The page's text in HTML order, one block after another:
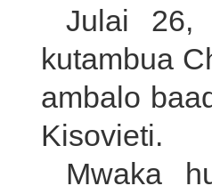
Julai 26,
kutambua
ambalo
Kisovieti.
Mwaka